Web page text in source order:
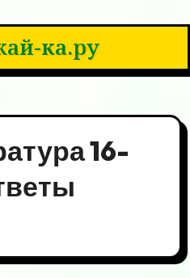
ка.ру
16-